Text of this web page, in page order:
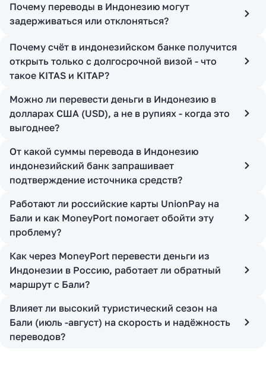
Почему переводы в Индонезию могут
задерживаться или отклоняться?
Почему счёт в индонезийском банке получится
открыть только с долгосрочной визой - что
такое KITAS и KITAP?
Можно ли перевести деньги в Индонезию в
долларах США (USD), а не в рупиях - когда это
выгоднее?
От какой суммы перевода в Индонезию
индонезийский банк запрашивает
подтверждение источника средств?
Работают ли российские карты UnionPay на
Бали и как MoneyPort помогает обойти эту
проблему?
Как через MoneyPort перевести деньги из
Индонезии в Россию, работает ли обратный
маршрут с Бали?
Влияет ли высокий туристический сезон на
Бали (июль -август) на скорость и надёжность
переводов?